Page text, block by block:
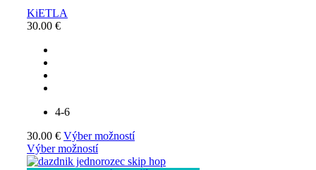
KiETLA
30.00 €
4-6
30.00 € Výber možností
Výber možností